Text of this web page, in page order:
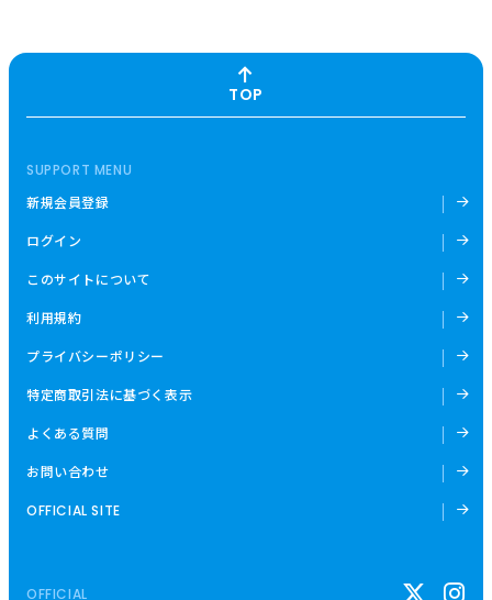
TOP
SUPPORT MENU
新規会員登録
ログイン
このサイトについて
利用規約
プライバシーポリシー
特定商取引法に基づく表示
よくある質問
お問い合わせ
OFFICIAL SITE
OFFICIAL